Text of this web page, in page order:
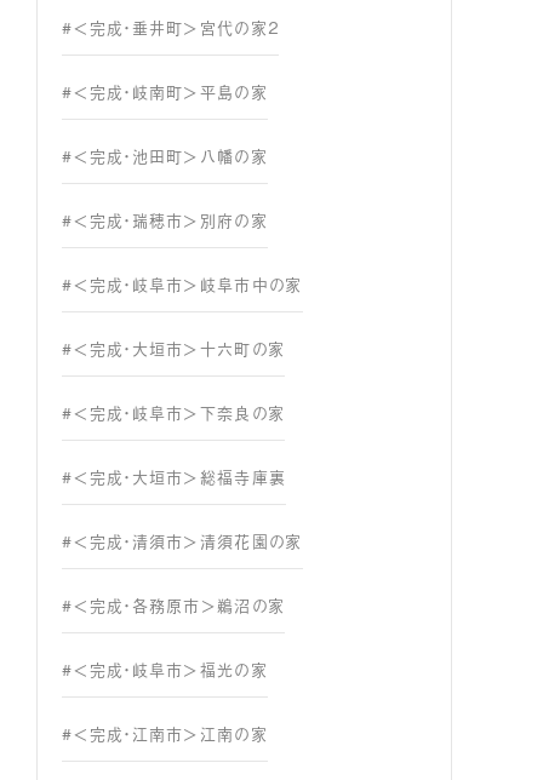
#＜完成・垂井町＞宮代の家２
#＜完成・岐南町＞平島の家
#＜完成・池田町＞八幡の家
#＜完成・瑞穂市＞別府の家
#＜完成・岐阜市＞岐阜市中の家
#＜完成・大垣市＞十六町の家
#＜完成・岐阜市＞下奈良の家
#＜完成・大垣市＞総福寺庫裏
#＜完成・清須市＞清須花園の家
#＜完成・各務原市＞鵜沼の家
#＜完成・岐阜市＞福光の家
#＜完成・江南市＞江南の家